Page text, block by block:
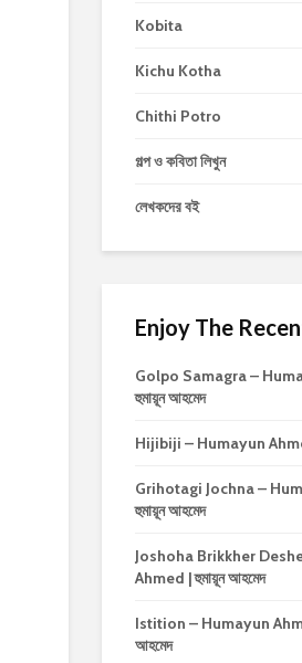
Kobita
Kichu Kotha
Chithi Potro
গল্প ও কবিতা লিখুন
লেখকদের বই
Enjoy The
Golpo Samagra –
হুমায়ূন আহমেদ
Hijibiji – Humayun
Grihotagi Jochna –
হুমায়ূন আহমেদ
Joshoha Brikkher
Ahmed | হুমায়ূন আহমেদ
Istition – Humayun
আহমেদ